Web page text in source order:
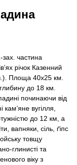
зах. частина
річок Казенний
Площа 40х25 км.
до 18 км.
починаючи від
кам’яне вугілля,
до 12 км, а
вапняки, сіль, ґіпс
товщу
глинисті та
віку з